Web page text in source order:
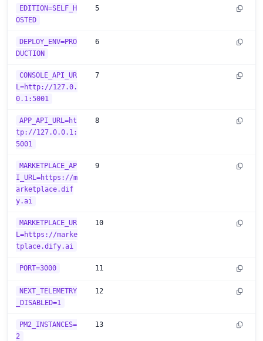
EDITION=SELF_H
OSTED
5
DEPLOY_ENV=PRO
DUCTION
6
CONSOLE_API_UR
L=http://127.0.
0.1:5001
7
APP_API_URL=ht
tp://127.0.0.1:
5001
8
MARKETPLACE_AP
I_URL=https://m
arketplace.dif
y.ai
9
MARKETPLACE_UR
L=https://marke
tplace.dify.ai
10
PORT=3000 11
NEXT_TELEMETRY
_DISABLED=1
12
PM2_INSTANCES=
2
13